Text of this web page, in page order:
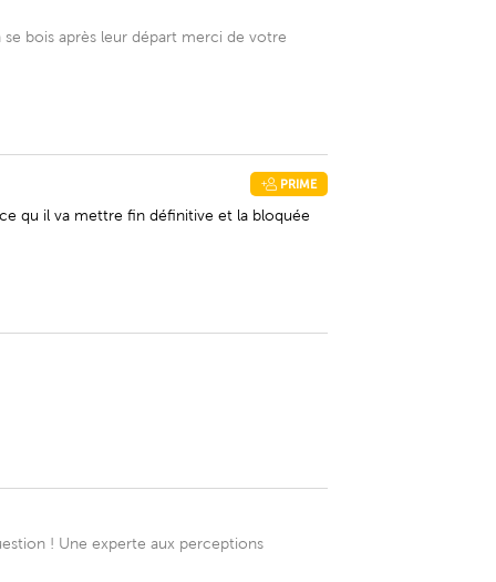
bois après leur départ merci de votre
PRIME
qu il va mettre fin définitive et la bloquée
! Une experte aux perceptions